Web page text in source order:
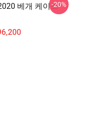
베개 케이스-20%